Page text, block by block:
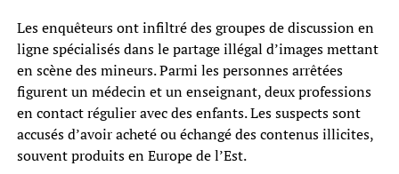
Les enquêteurs ont infiltré des groupes de discussion en
ligne spécialisés dans le partage illégal d’images mettant
en scène des mineurs. Parmi les personnes arrêtées
figurent un médecin et un enseignant, deux professions
en contact régulier avec des enfants. Les suspects sont
accusés d’avoir acheté ou échangé des contenus illicites,
souvent produits en Europe de l’Est.